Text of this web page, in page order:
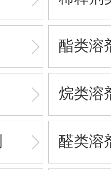
酯类溶
烷类溶
醛类溶